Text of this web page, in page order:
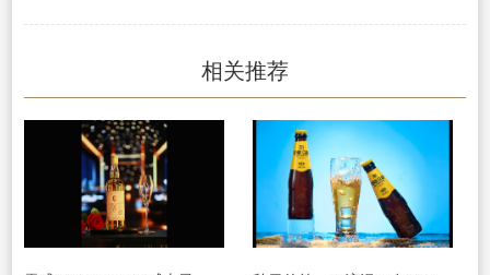
相关推荐